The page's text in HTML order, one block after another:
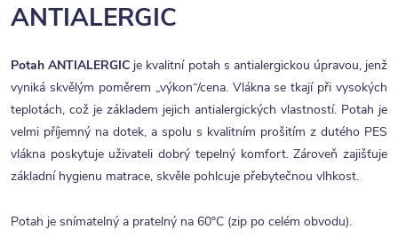
ANTIALERGIC
Potah ANTIALERGIC je kvalitní potah s antialergickou úpravou, jenž
vyniká skvělým poměrem „výkon“/cena. Vlákna se tkají při vysokých
teplotách, což je základem jejich antialergických vlastností. Potah je
velmi příjemný na dotek, a spolu s kvalitním prošitím z dutého PES
vlákna poskytuje uživateli dobrý tepelný komfort. Zároveň zajišťuje
základní hygienu matrace, skvěle pohlcuje přebytečnou vlhkost.
Potah je snímatelný a pratelný na 60°C (zip po celém obvodu).